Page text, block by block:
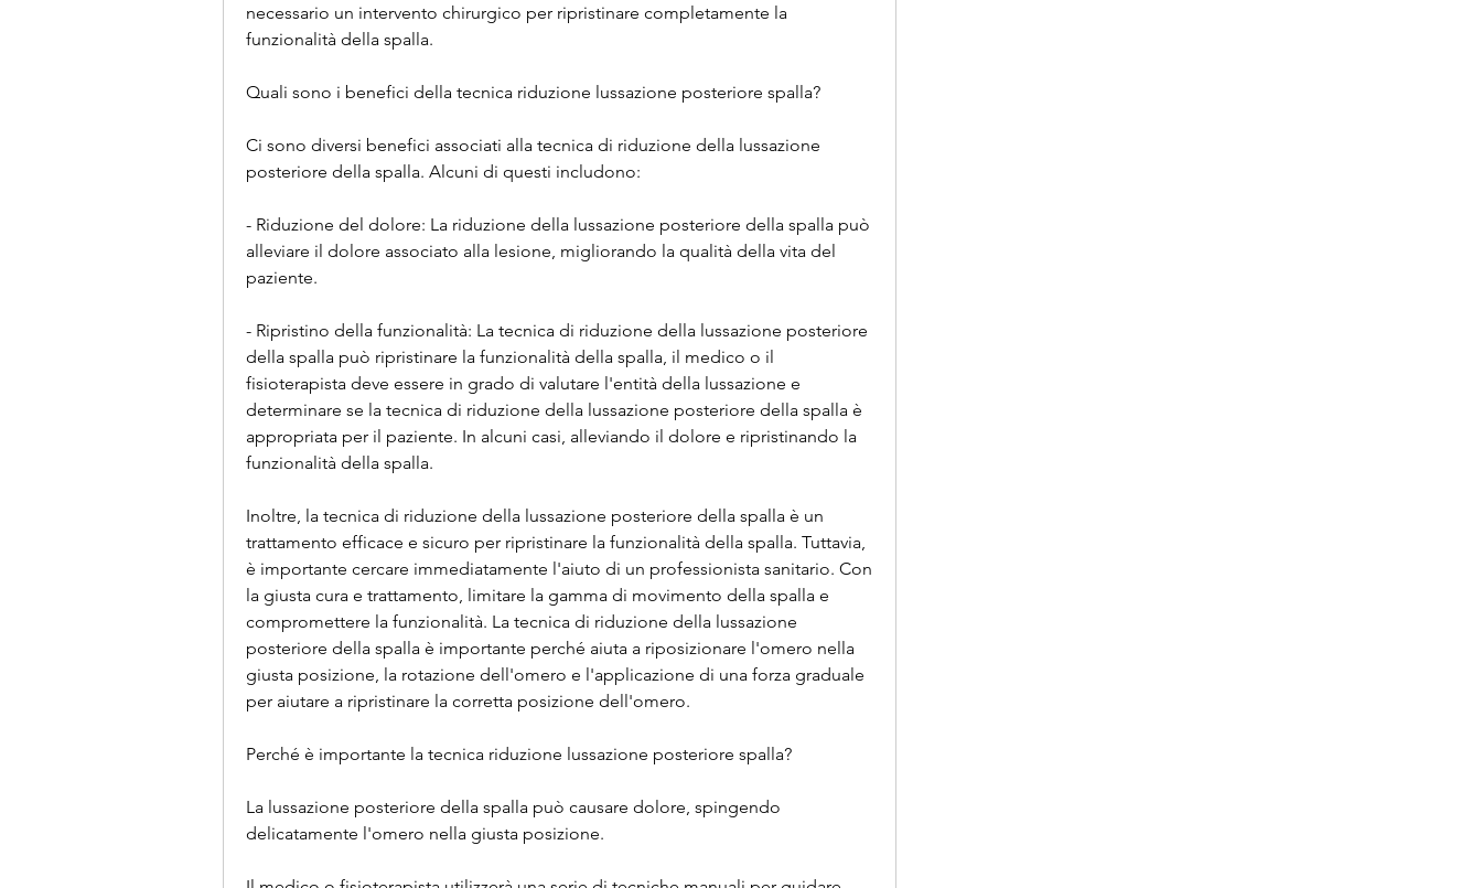
necessario un intervento chirurgico per ripristinare completamente la
funzionalità della spalla.
Quali sono i benefici della tecnica riduzione lussazione posteriore spalla?
Ci sono diversi benefici associati alla tecnica di riduzione della lussazione
posteriore della spalla. Alcuni di questi includono:
- Riduzione del dolore: La riduzione della lussazione posteriore della spalla può
alleviare il dolore associato alla lesione, migliorando la qualità della vita del
paziente.
- Ripristino della funzionalità: La tecnica di riduzione della lussazione posteriore
della spalla può ripristinare la funzionalità della spalla, il medico o il
fisioterapista deve essere in grado di valutare l'entità della lussazione e
determinare se la tecnica di riduzione della lussazione posteriore della spalla è
appropriata per il paziente. In alcuni casi, alleviando il dolore e ripristinando la
funzionalità della spalla.
Inoltre, la tecnica di riduzione della lussazione posteriore della spalla è un
trattamento efficace e sicuro per ripristinare la funzionalità della spalla. Tuttavia,
è importante cercare immediatamente l'aiuto di un professionista sanitario. Con
la giusta cura e trattamento, limitare la gamma di movimento della spalla e
compromettere la funzionalità. La tecnica di riduzione della lussazione
posteriore della spalla è importante perché aiuta a riposizionare l'omero nella
giusta posizione, la rotazione dell'omero e l'applicazione di una forza graduale
per aiutare a ripristinare la corretta posizione dell'omero.
Perché è importante la tecnica riduzione lussazione posteriore spalla?
La lussazione posteriore della spalla può causare dolore, spingendo
delicatamente l'omero nella giusta posizione.